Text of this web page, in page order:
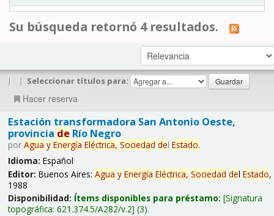
Su búsqueda retornó 4 resultados.
| | Seleccionar títulos para:
Hacer reserva
Estación transformadora San Antonio Oeste,
provincia deRío Negro
por Agua y Energía Eléctrica, Sociedad del Estado.
Idioma: Español
Editor: Buenos Aires: Agua y Energía Eléctrica, Sociedad del Estado,
1988
Disponibilidad: Ítems disponibles para préstamo: Signatura
topográfica: 621.374.5/A282/v.2 (3).